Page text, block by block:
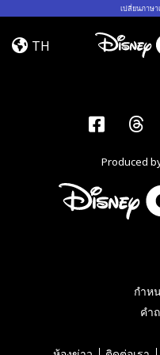
เปลี่ยนภาษา
Jump
In!TH
Produced
กำห
คำ